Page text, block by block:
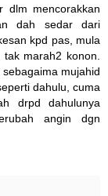
dlm mencorakkan
dah sedar dari
kpd pas, mula
marah2 konon.
mujahid
dahulu, cuma
drpd dahulunya
angin dgn